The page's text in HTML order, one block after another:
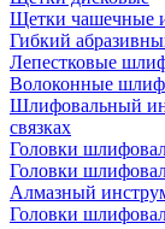
Щетки чашечные
Гибкий
Лепестковые
Волоконные
Шлифовальный
связках
Головки
Головки
Алмазный
Головки